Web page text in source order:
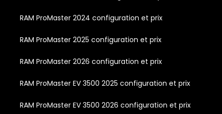
RAM ProMaster 2024 configuration et prix
RAM ProMaster 2025 configuration et prix
RAM ProMaster 2026 configuration et prix
RAM ProMaster EV 3500 2025 configuration et prix
RAM ProMaster EV 3500 2026 configuration et prix